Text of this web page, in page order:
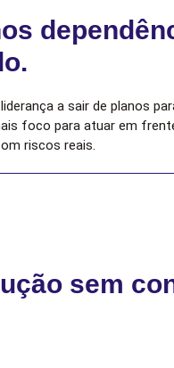
a sair de planos
foco para atuar em
riscos reais.
sem